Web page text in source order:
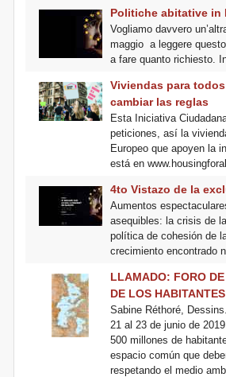
Politiche abitative in
Vogliamo davvero
maggio a leggere
a fare quanto richiesto.
Viviendas para
cambiar las reglas
Esta Iniciativa
peticiones, así la
Europeo que apoyen la
está en
4to Vistazo de la
Aumentos
asequibles: la crisis de
política de cohesión de
crecimiento encontrado
LLAMADO: FORO
DE LOS
Sabine Réthoré,
21 al 23 de junio de
500 millones de
espacio común que
respetando el medio